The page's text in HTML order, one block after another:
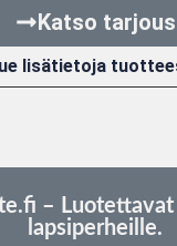
Katso tarjous
lisätietoja
–
lapsiperheille.